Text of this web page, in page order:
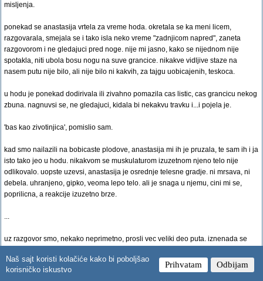
Naš sajt koristi kolačiće kako bi poboljšao
korisničko iskustvo
Prihvatam Odbijam
misljenja.
ponekad se anastasija vrtela za vreme hoda. okretala se ka meni licem,
razgovarala, smejala se i tako isla neko vreme "zadnjicom napred", zaneta
razgovorom i ne gledajuci pred noge. nije mi jasno, kako se nijednom nije
spotakla, niti ubola bosu nogu na suve grancice. nikakve vidljive staze na
nasem putu nije bilo, ali nije bilo ni kakvih, za tajgu uobicajenih, teskoca.
u hodu je ponekad dodirivala ili zivahno pomazila cas listic, cas grancicu nekog
zbuna. nagnuvsi se, ne gledajuci, kidala bi nekakvu travku i...i pojela je.
'bas kao zivotinjica', pomislio sam.
kad smo nailazili na bobicaste plodove, anastasija mi ih je pruzala, te sam ih i ja
isto tako jeo u hodu. nikakvom se muskulaturom izuzetnom njeno telo nije
odlikovalo. uopste uzevsi, anastasija je osrednje telesne gradje. ni mrsava, ni
debela. uhranjeno, gipko, veoma lepo telo. ali je snaga u njemu, cini mi se,
poprilicna, a reakcije izuzetno brze.
...
uz razgovor smo, nekako neprimetno, prosli vec veliki deo puta. iznenada se
kod kuce!
obazreo sam se oko sebe. nevelika uredna poljana, cvece medju